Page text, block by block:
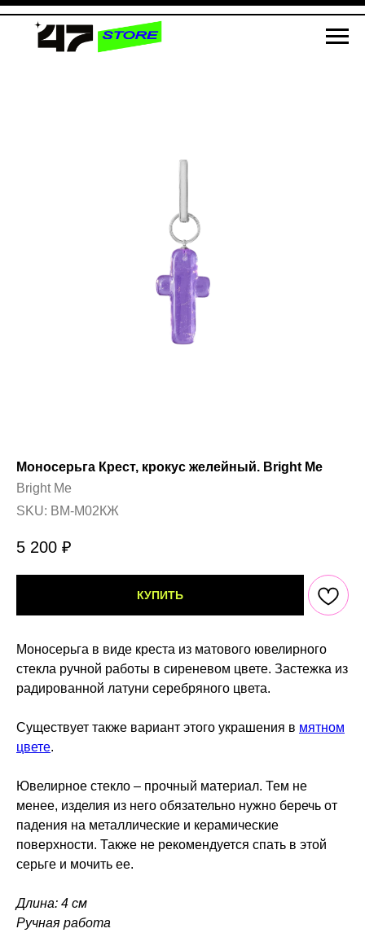
Моносерьга Крест, крокус желейный. Bright Me
Bright Me
SKU: BM-M02КЖ
5 200 ₽
КУПИТЬ
Моносерьга в виде креста из матового ювелирного
стекла ручной работы в сиреневом цвете. Застежка из
радированной латуни серебряного цвета.
Существует также вариант этого украшения в мятном
цвете.
Ювелирное стекло – прочный материал. Тем не
менее, изделия из него обязательно нужно беречь от
падения на металлические и керамические
поверхности. Также не рекомендуется спать в этой
серьге и мочить ее.
Длина: 4 см
Ручная работа